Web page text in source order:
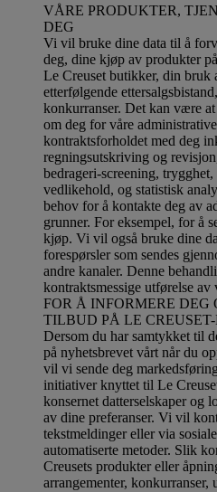
VÅRE PRODUKTER,
DEG
Vi vil bruke dine data til å
deg, dine kjøp av produkter
Le Creuset butikker, din bruk
etterfølgende
konkurranser. Det kan være
om deg for våre
kontraktsforholdet med deg
regningsutskriving og
bedrageri-screening,
vedlikehold, og statistisk
behov for å kontakte deg av
grunner. For eksempel, for å
kjøp. Vi vil også bruke dine
forespørsler som sendes
andre kanaler. Denne
kontraktsmessige utførelse av
FOR Å INFORMERE DEG
TILBUD PÅ LE
Dersom du har samtykket til
på nyhetsbrevet vårt når du
vil vi sende deg
initiativer knyttet til Le
konsernet datterselskaper og
av dine preferanser. Vi vil
tekstmeldinger eller via
automatiserte metoder. Slik
Creusets produkter eller
arrangementer, konkurranser,